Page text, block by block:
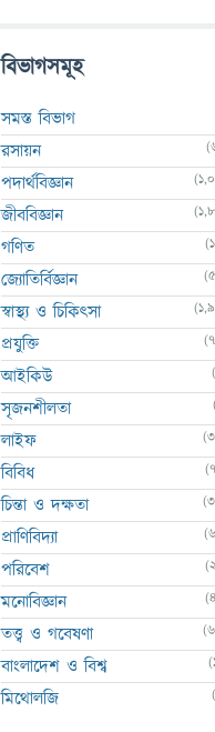
বিভাগসমূহ
সমস্ত বিভাগ
রসায়ন
পদার্থবিজ্ঞান
জীববিজ্ঞান
গণিত
জ্যোতির্বিজ্ঞান
স্বাস্থ্য ও চিকিৎসা
প্রযুক্তি
আইকিউ
সৃজনশীলতা
লাইফ
বিবিধ
চিন্তা ও দক্ষতা
প্রাণিবিদ্যা
পরিবেশ
মনোবিজ্ঞান
তত্ত্ব ও গবেষণা
বাংলাদেশ ও বিশ্ব
মিথোলজি